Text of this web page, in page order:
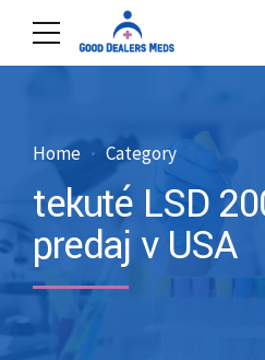
Home Category
tekuté LSD
predaj v USA